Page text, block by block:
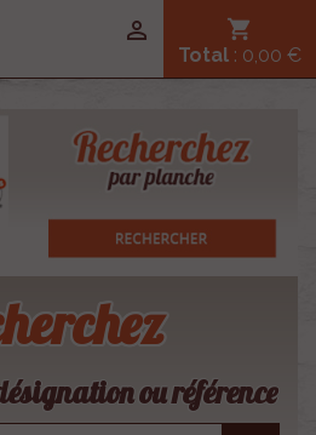
shopping_cart
Total : 0,00 €

ou référence